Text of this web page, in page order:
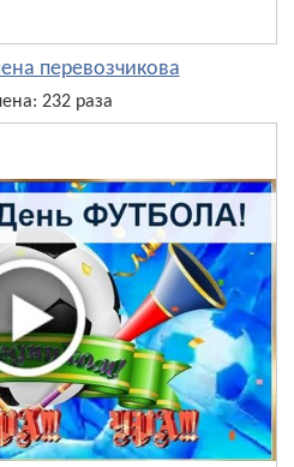
перевозчикова
232 раза